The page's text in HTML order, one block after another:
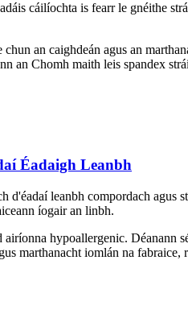
cáilíochta is fearr le gnéithe
an caighdeán agus an
an Chomh maith leis spandex
Éadaigh Leanbh
leanbh compordach agus
íogair an linbh.
hypoallergenic. Déanann
marthanacht iomlán na